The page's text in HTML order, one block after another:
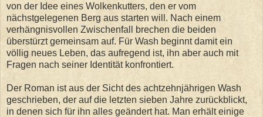
von der Idee eines Wolkenkutters, den er vom
nächstgelegenen Berg aus starten will. Nach einem
verhängnisvollen Zwischenfall brechen die beiden
überstürzt gemeinsam auf. Für Wash beginnt damit ein
völlig neues Leben, das aufregend ist, ihn aber auch mit
Fragen nach seiner Identität konfrontiert.
Der Roman ist aus der Sicht des achtzehnjährigen Wash
geschrieben, der auf die letzten sieben Jahre zurückblickt,
in denen sich für ihn alles geändert hat. Man erhält einige